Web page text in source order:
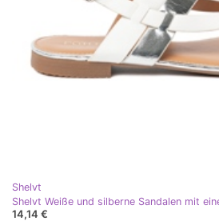
Shelvt
14,14 €